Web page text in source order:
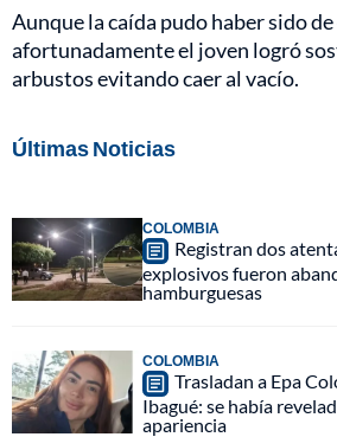
Aunque la caída pudo haber sido
afortunadamente el joven logró
arbustos evitando caer al vacío.
Últimas Noticias
COLOMBIA
Registran dos
explosivos fueron
hamburguesas
COLOMBIA
Trasladan a Epa
Ibagué: se había
apariencia